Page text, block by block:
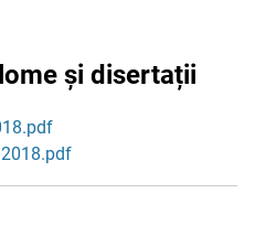
și disertații